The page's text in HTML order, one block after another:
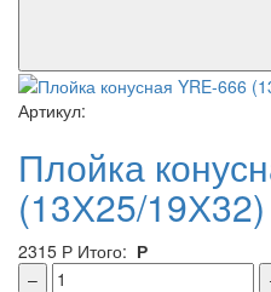
Артикул:
Плойка
(13Х25/19Х32)
2315 Р Итого: Р
–